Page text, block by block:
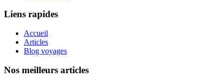
Liens rapides
Accueil
Articles
Blog voyages
Nos meilleurs articles